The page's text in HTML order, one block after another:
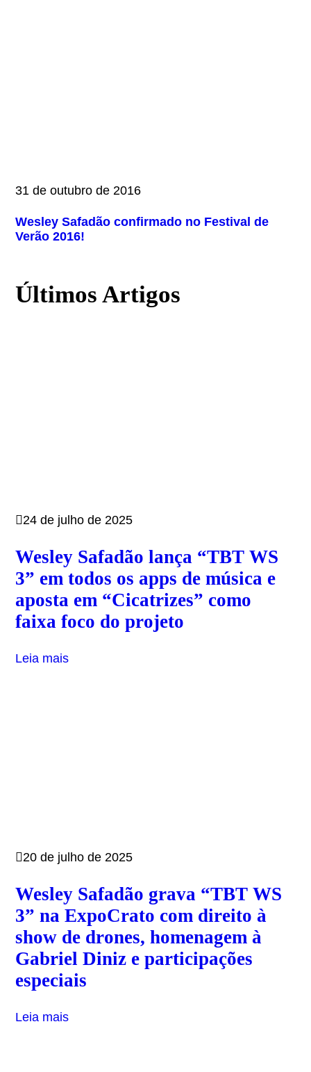
31 de outubro de 2016
Wesley Safadão confirmado no Festival de
Verão 2016!
Últimos Artigos
24 de julho de 2025
Wesley Safadão lança “TBT WS
3” em todos os apps de música e
aposta em “Cicatrizes” como
faixa foco do projeto
Leia mais
20 de julho de 2025
Wesley Safadão grava “TBT WS
3” na ExpoCrato com direito à
show de drones, homenagem à
Gabriel Diniz e participações
especiais
Leia mais